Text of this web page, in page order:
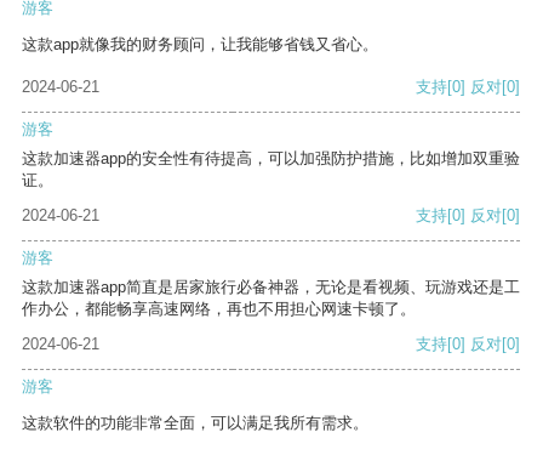
游客
这款app就像我的财务顾问，让我能够省钱又省心。
2024-06-21 支持[0] 反对[0]
游客
这款加速器app的安全性有待提高，可以加强防护措施，比如增加双重验
证。
2024-06-21
支持[0] 反对[0]
游客
这款加速器app简直是居家旅行必备神器，无论是看视频、玩游戏还是工
作办公，都能畅享高速网络，再也不用担心网速卡顿了。
2024-06-21
支持[0] 反对[0]
游客
这款软件的功能非常全面，可以满足我所有需求。